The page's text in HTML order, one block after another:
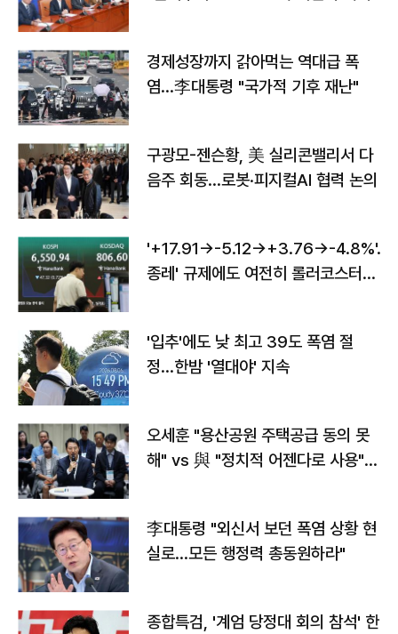
경제성장까지 갉아먹는 역대급 폭
염…李대통령 "국가적 기후 재난"
구광모-젠슨황, 美 실리콘밸리서 다
음주 회동…로봇·피지컬AI 협력 논의
'+17.91→-5.12→+3.76→-4.8%'…'
종레' 규제에도 여전히 롤러코스터
'입추'에도 낮 최고 39도 폭염 절
정…한밤 '열대야' 지속
오세훈 "용산공원 주택공급 동의 못
해" vs 與 "정치적 어젠다로 사용"
李대통령 "외신서 보던 폭염 상황 현
실로…모든 행정력 총동원하라"
종합특검, '계엄 당정대 회의 참석' 한